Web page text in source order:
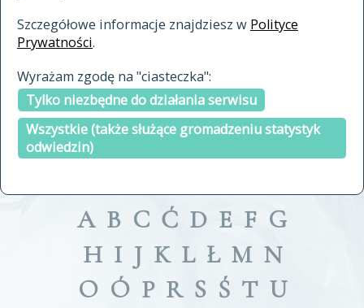
Szczegółowe informacje znajdziesz w Polityce
Prywatności.
Wyrażam zgodę na "ciasteczka":
Tylko niezbędne do działania serwisu
Wszystkie (także służące gromadzeniu statystyk
odwiedzin)
indeksie
a fronte
a tergo
A B C Ć D E F G
H I J K L Ł M N
O Ó P R S Ś T U